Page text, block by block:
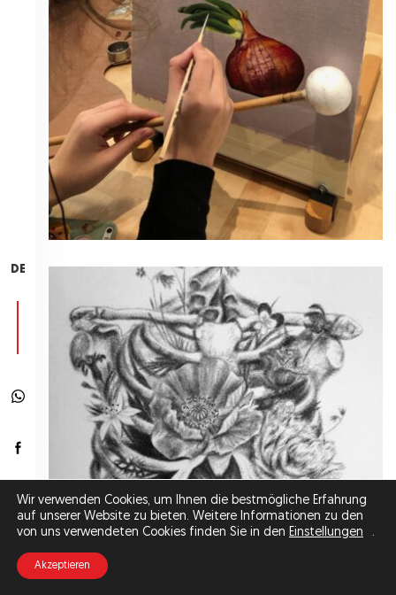
DE
Wir verwenden Cookies, um Ihnen die bestmögliche Erfahrung
auf unserer Website zu bieten. Weitere Informationen zu den
von uns verwendeten Cookies finden Sie in den Einstellungen .
Akzeptieren